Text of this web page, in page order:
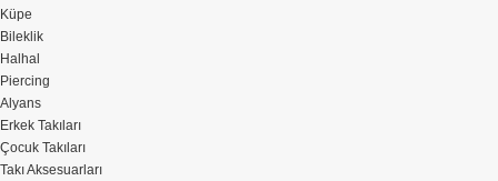
Küpe
Bileklik
Halhal
Piercing
Alyans
Erkek Takıları
Çocuk Takıları
Takı Aksesuarları